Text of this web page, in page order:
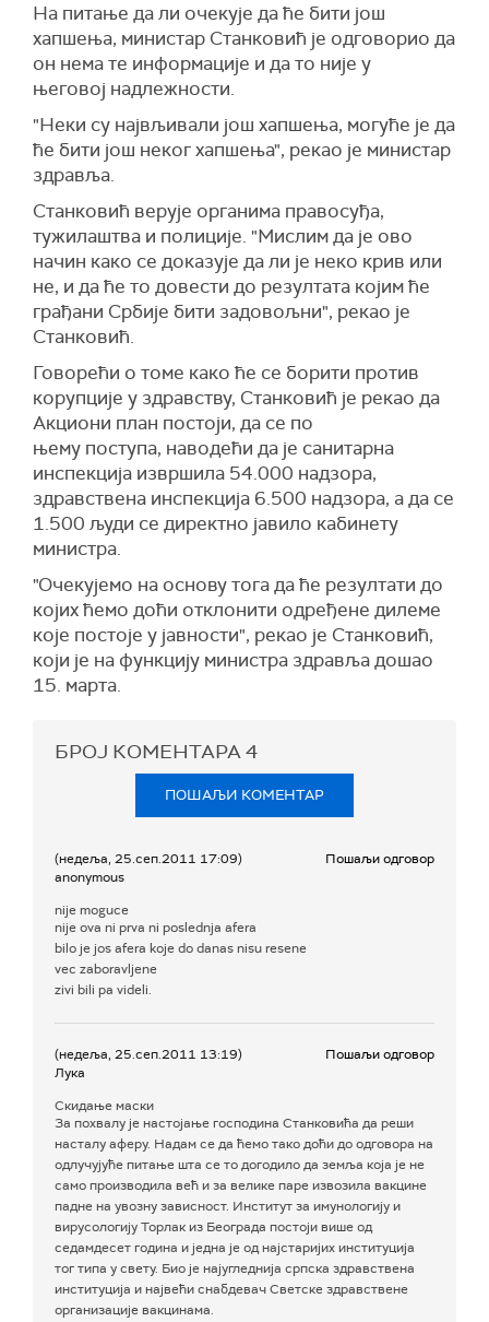
На питање да ли очекује да ће бити још
хапшења, министар Станковић је одговорио да
он нема те информације и да то није у
његовој надлежности.
"Неки су највљивали још хапшења, могуће је да
ће бити још неког хапшења", рекао је министар
здравља.
Станковић верује органима правосуђа,
тужилаштва и полиције. "Мислим да је ово
начин како се доказује да ли је неко крив или
не, и да ће то довести до резултата којим ће
грађани Србије бити задовољни", рекао је
Станковић.
Говорећи о томе како ће се борити против
корупције у здравству, Станковић је рекао да
Акциони план постоји, да се по
њему поступа, наводећи да је санитарна
инспекција извршила 54.000 надзора,
здравствена инспекција 6.500 надзора, а да се
1.500 људи се директно јавило кабинету
министра.
"Очекујемо на основу тога да ће резултати до
којих ћемо доћи отклонити одређене дилеме
које постоје у јавности", рекао је Станковић,
који је на функцију министра здравља дошао
15. марта.
БРОЈ КОМЕНТАРА4
ПОШАЉИ КОМЕНТАР
(недеља, 25.сеп.2011 17:09)
anonymous
Пошаљи одговор
nije moguce
nije ova ni prva ni poslednja afera
bilo je jos afera koje do danas nisu resene
vec zaboravljene
zivi bili pa videli.
(недеља, 25.сеп.2011 13:19)
Лука
Пошаљи одговор
Скидање маски
За похвалу је настојање господина Станковића да реши
насталу аферу. Надам се да ћемо тако доћи до одговора на
одлучујуће питање шта се то догодило да земља која је не
само производила већ и за велике паре извозила вакцине
падне на увозну зависност. Институт за имунологију и
вирусологију Торлак из Београда постоји више од
седамдесет година и једна је од најстаријих институција
тог типа у свету. Био је најугледнија српска здравствена
институција и највећи снабдевач Светске здравствене
организације вакцинама.